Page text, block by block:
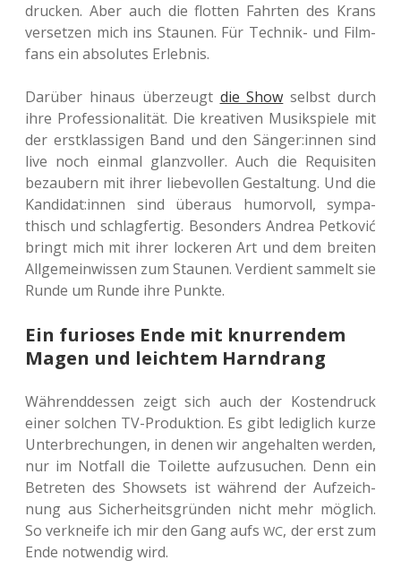
dru­cken. Aber auch die flot­ten Fahr­ten des Krans
ver­set­zen mich ins Stau­nen. Für Tech­nik- und Film­
fans ein abso­lu­tes Erlebnis.
Dar­über hinaus über­zeugt die Show selbst durch
ihre Pro­fes­sio­na­li­tät. Die krea­ti­ven Musik­spie­le mit
der erst­klas­si­gen Band und den Sänger:innen sind
live noch einmal glanz­vol­ler. Auch die Requi­si­ten
bezau­bern mit ihrer lie­be­vol­len Gestal­tung. Und die
Kandidat:innen sind über­aus humor­voll, sym­pa­
thisch und schlag­fer­tig. Beson­ders Andrea Pet­ko­vić
bringt mich mit ihrer locke­ren Art und dem brei­ten
All­ge­mein­wis­sen zum Stau­nen. Ver­dient sam­melt sie
Runde um Runde ihre Punkte.
Ein furioses Ende mit knurrendem
Magen und leichtem Harndrang
Wäh­rend­des­sen zeigt sich auch der Kos­ten­druck
einer sol­chen TV-Pro­duk­ti­on. Es gibt ledig­lich kurze
Unter­bre­chun­gen, in denen wir ange­hal­ten werden,
nur im Not­fall die Toi­let­te auf­zu­su­chen. Denn ein
Betre­ten des Show­sets ist wäh­rend der Auf­zeich­
nung aus Sicher­heits­grün­den nicht mehr mög­lich.
So ver­knei­fe ich mir den Gang aufsWC, der erst zum
Ende not­wen­dig wird.